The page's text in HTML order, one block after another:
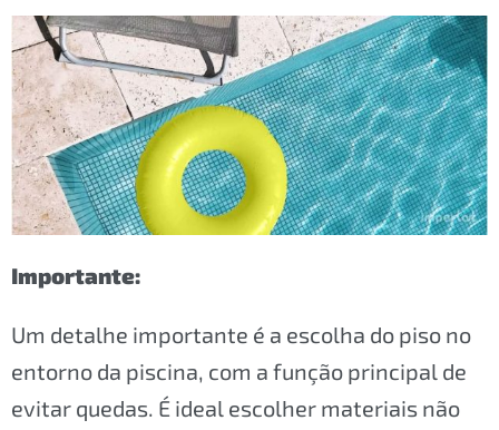
Importante:
Um detalhe importante é a escolha do piso no
entorno da piscina, com a função principal de
evitar quedas. É ideal escolher materiais não